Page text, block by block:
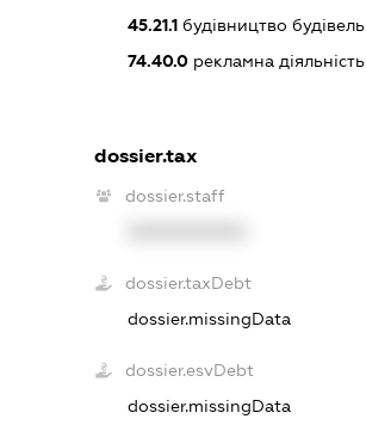
45.21.1будівництво будівель
74.40.0рекламна діяльність
dossier.tax
dossier.staff
dossier.taxDebt
dossier.missingData
dossier.esvDebt
dossier.missingData